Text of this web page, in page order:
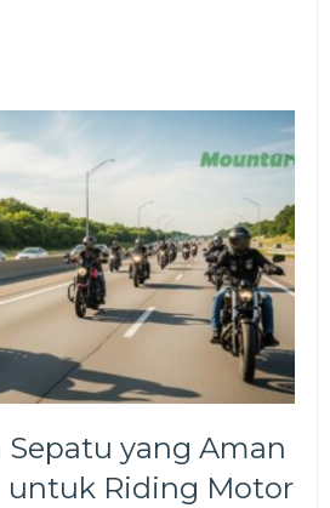
yang Aman
untuk Riding Motor